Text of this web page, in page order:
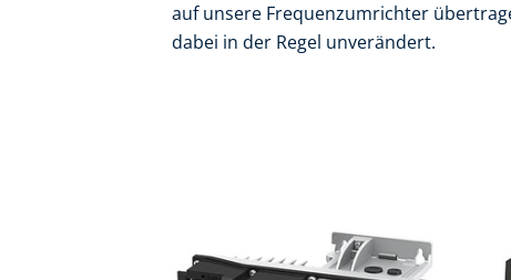
auf unsere Frequenzumrichter
dabei in der Regel unverändert.